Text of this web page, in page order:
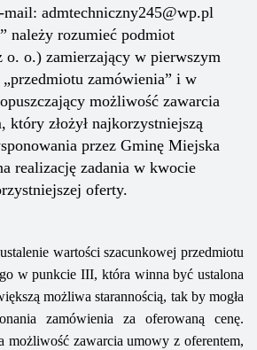
mail: admtechniczny245@wp.pl
należy rozumieć podmiot
o.) zamierzający w pierwszym
zamówienia” i w
możliwość zawarcia
który złożył najkorzystniejszą
przez Gminę Miejska
realizację zadania w kwocie
oferty.
wartości szacunkowej przedmiotu
w punkcie III, która winna być ustalona
możliwa starannością, tak by mogła
zamówienia za oferowaną cenę.
możliwość zawarcia umowy z oferentem,